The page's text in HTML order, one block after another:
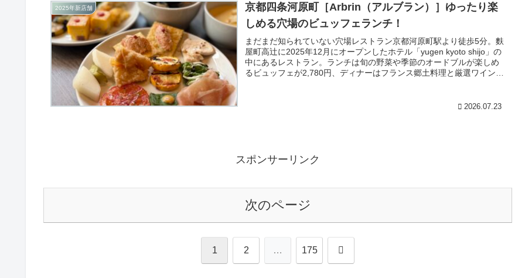
2025年新店舗
京都四条河原町［Arbrin（アルブラン）］ゆったり楽
しめる穴場のビュッフェランチ！
まだまだ知られていない穴場レストラン京都河原町駅より徒歩5分。麩
屋町高辻に2025年12月にオープンしたホテル「yugen kyoto shijo」の
中にあるレストラン。ランチは旬の野菜や季節のオードブルが楽しめ
るビュッフェが2,780円、ディナーはフランス郷土料理と厳選ワインを
2026.07.23
スポンサーリンク
次のページ
1 2 … 175 次